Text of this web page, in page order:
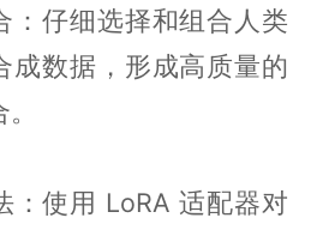
：仔细选择和组合人类
成数据，形成高质量的
：使用 LoRA 适配器对